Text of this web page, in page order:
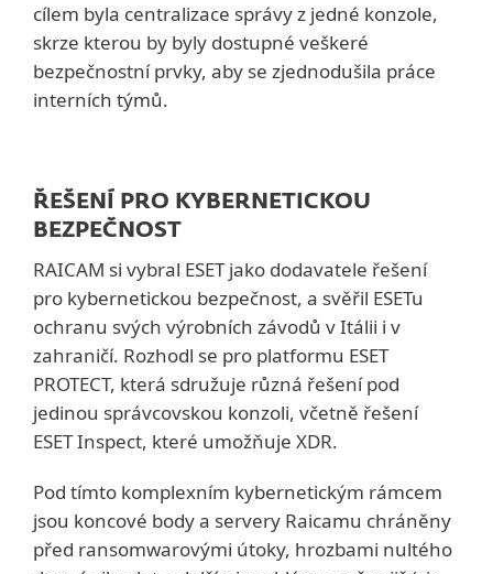
cílem byla centralizace správy z jedné konzole,
skrze kterou by byly dostupné veškeré
bezpečnostní prvky, aby se zjednodušila práce
interních týmů.
ŘEŠENÍ PRO KYBERNETICKOU
BEZPEČNOST
RAICAM si vybral ESET jako dodavatele řešení
pro kybernetickou bezpečnost, a svěřil ESETu
ochranu svých výrobních závodů v Itálii i v
zahraničí. Rozhodl se pro platformu ESET
PROTECT, která sdružuje různá řešení pod
jedinou správcovskou konzoli, včetně řešení
ESET Inspect, které umožňuje XDR.
Pod tímto komplexním kybernetickým rámcem
jsou koncové body a servery Raicamu chráněny
před ransomwarovými útoky, hrozbami nultého